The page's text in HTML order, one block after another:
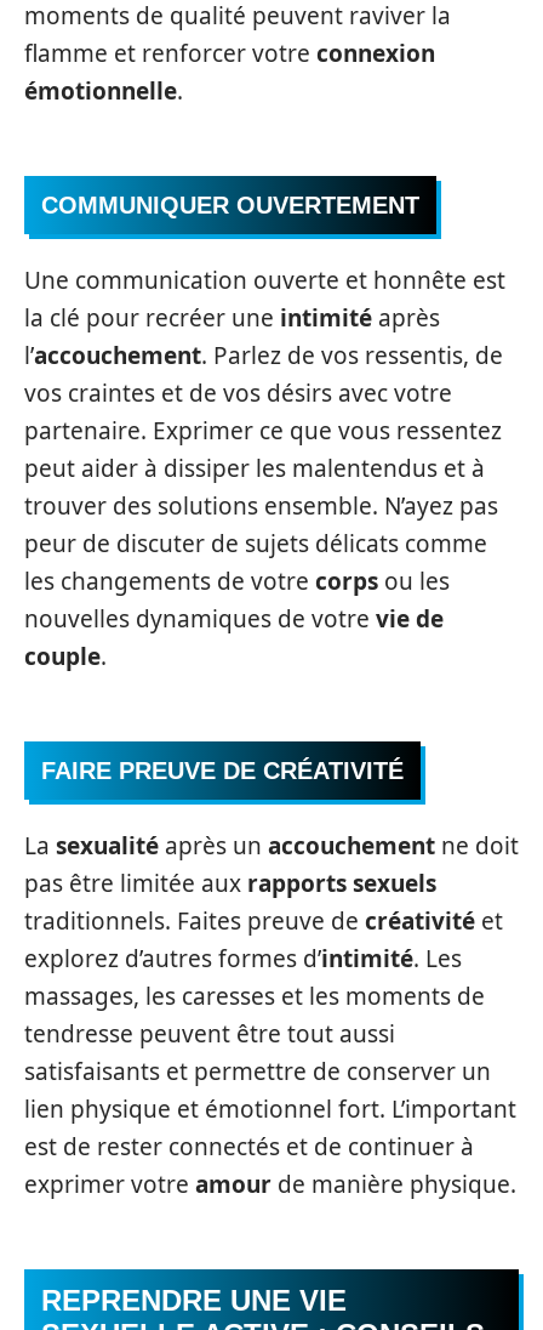
moments de qualité peuvent raviver la
flamme et renforcer votre connexion
émotionnelle.
COMMUNIQUER OUVERTEMENT
Une communication ouverte et honnête est
la clé pour recréer une intimité après
l’accouchement. Parlez de vos ressentis, de
vos craintes et de vos désirs avec votre
partenaire. Exprimer ce que vous ressentez
peut aider à dissiper les malentendus et à
trouver des solutions ensemble. N’ayez pas
peur de discuter de sujets délicats comme
les changements de votre corps ou les
nouvelles dynamiques de votre vie de
couple.
FAIRE PREUVE DE CRÉATIVITÉ
La sexualité après un accouchement ne doit
pas être limitée aux rapports sexuels
traditionnels. Faites preuve de créativité et
explorez d’autres formes d’intimité. Les
massages, les caresses et les moments de
tendresse peuvent être tout aussi
satisfaisants et permettre de conserver un
lien physique et émotionnel fort. L’important
est de rester connectés et de continuer à
exprimer votre amour de manière physique.
REPRENDRE UNE VIE